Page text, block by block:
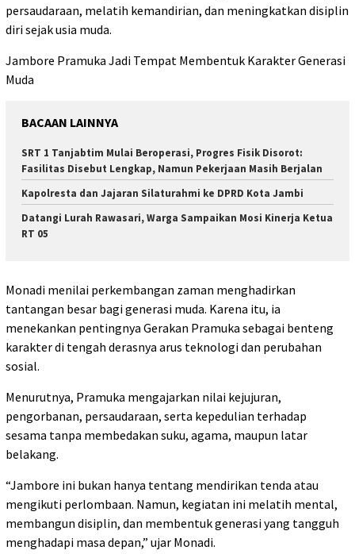
persaudaraan, melatih kemandirian, dan meningkatkan disiplin
diri sejak usia muda.
Jambore Pramuka Jadi Tempat Membentuk Karakter Generasi
Muda
BACAAN LAINNYA
SRT 1 Tanjabtim Mulai Beroperasi, Progres Fisik Disorot:
Fasilitas Disebut Lengkap, Namun Pekerjaan Masih Berjalan
Kapolresta dan Jajaran Silaturahmi ke DPRD Kota Jambi
Datangi Lurah Rawasari, Warga Sampaikan Mosi Kinerja Ketua
RT 05
Monadi menilai perkembangan zaman menghadirkan
tantangan besar bagi generasi muda. Karena itu, ia
menekankan pentingnya Gerakan Pramuka sebagai benteng
karakter di tengah derasnya arus teknologi dan perubahan
sosial.
Menurutnya, Pramuka mengajarkan nilai kejujuran,
pengorbanan, persaudaraan, serta kepedulian terhadap
sesama tanpa membedakan suku, agama, maupun latar
belakang.
“Jambore ini bukan hanya tentang mendirikan tenda atau
mengikuti perlombaan. Namun, kegiatan ini melatih mental,
membangun disiplin, dan membentuk generasi yang tangguh
menghadapi masa depan,” ujar Monadi.